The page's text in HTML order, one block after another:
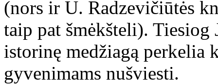
(nors ir U. Radzevičiūtės
taip pat šmėkšteli). Tiesiog
istorinę medžiagą perkelia
gyvenimams nušviesti.